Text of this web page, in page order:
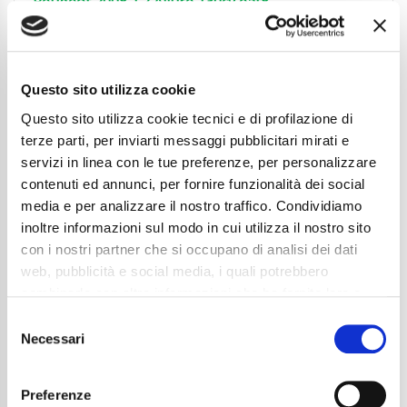
Questo sito utilizza cookie
Questo sito utilizza cookie tecnici e di profilazione di
terze parti, per inviarti messaggi pubblicitari mirati e
servizi in linea con le tue preferenze, per personalizzare
contenuti ed annunci, per fornire funzionalità dei social
media e per analizzare il nostro traffico. Condividiamo
inoltre informazioni sul modo in cui utilizza il nostro sito
con i nostri partner che si occupano di analisi dei dati
web, pubblicità e social media, i quali potrebbero
mera chiusura del banner non comporta l’accettazione
Selection
Necessari
Preferenze
NEOPAT.|LED|CARPLAY|PADDLES
19.850€
Chilometraggio
Tipo Di Carburante
Benzina
Automatico
Normativa Euro
Euro6e